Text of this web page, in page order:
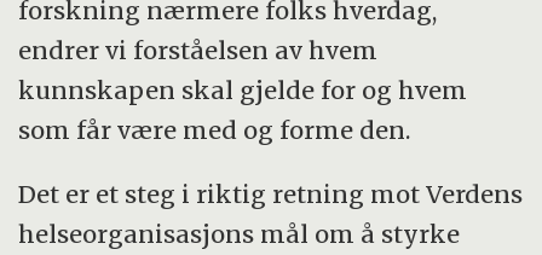
forskning nærmere folks hverdag,
endrer vi forståelsen av hvem
kunnskapen skal gjelde for og hvem
som får være med og forme den.
Det er et steg i riktig retning mot Verdens
helseorganisasjons mål om å styrke